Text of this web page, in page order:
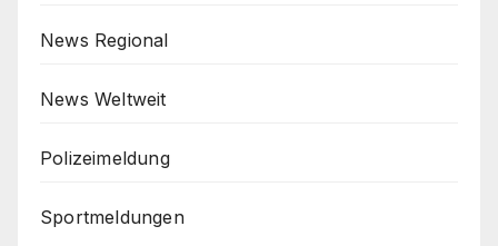
News Regional
News Weltweit
Polizeimeldung
Sportmeldungen